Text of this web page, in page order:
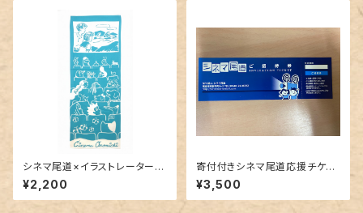
シネマ尾道×イラストレーター・
ハラルミ オリジナル手ぬぐい
¥2,200
寄付付きシネマ尾道応援チケッ
ト
¥3,500